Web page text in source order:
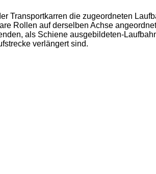
Transportkarren die zugeordneten
Rollen auf derselben Achse
als Schiene ausgebildeten-
verlängert sind.